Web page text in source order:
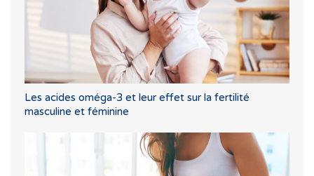
Les acides oméga-3 et leur effet sur la fertilité
masculine et féminine